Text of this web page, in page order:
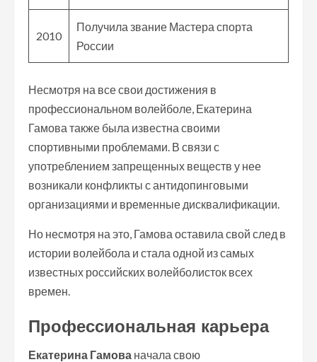
2010
Получила звание Мастера спорта
России
Несмотря на все свои достижения в
профессиональном волейболе, Екатерина
Гамова также была известна своими
спортивными проблемами. В связи с
употреблением запрещенных веществ у нее
возникали конфликты с антидопинговыми
организациями и временные дисквалификации.
Но несмотря на это, Гамова оставила свой след в
истории волейбола и стала одной из самых
известных российских волейболисток всех
времен.
Профессиональная карьера
Екатерина Гамова начала свою